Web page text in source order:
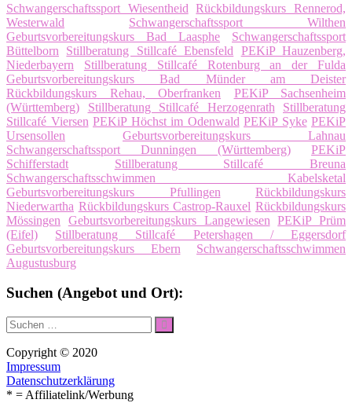
Schwangerschaftssport Wiesentheid
Rückbildungskurs Rennerod,
Westerwald
Schwangerschaftssport Wilthen
Geburtsvorbereitungskurs Bad Laasphe
Schwangerschaftssport
Büttelborn
Stillberatung Stillcafé Ebensfeld
PEKiP Hauzenberg,
Niederbayern
Stillberatung Stillcafé Rotenburg an der Fulda
Geburtsvorbereitungskurs Bad Münder am Deister
Rückbildungskurs Rehau, Oberfranken
PEKiP Sachsenheim
(Württemberg)
Stillberatung Stillcafé Herzogenrath
Stillberatung
Stillcafé Viersen PEKiP Höchst im Odenwald PEKiP Syke PEKiP
Ursensollen
Geburtsvorbereitungskurs Lahnau
Schwangerschaftssport Dunningen (Württemberg)
PEKiP
Schifferstadt
Stillberatung Stillcafé Breuna
Schwangerschaftsschwimmen Kabelsketal
Geburtsvorbereitungskurs Pfullingen
Rückbildungskurs
Niederwartha Rückbildungskurs Castrop-Rauxel Rückbildungskurs
Mössingen
Geburtsvorbereitungskurs Langewiesen
PEKiP Prüm
(Eifel)
Stillberatung Stillcafé Petershagen / Eggersdorf
Geburtsvorbereitungskurs Ebern
Schwangerschaftsschwimmen
Augustusburg
Suchen (Angebot und Ort):
Suche
nach:
Suchen
Copyright © 2020
Impressum
Datenschutzerklärung
* = Affiliatelink/Werbung